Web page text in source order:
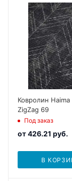
Ковролин
ZigZag 69
Под заказ
от426.21 руб.
В